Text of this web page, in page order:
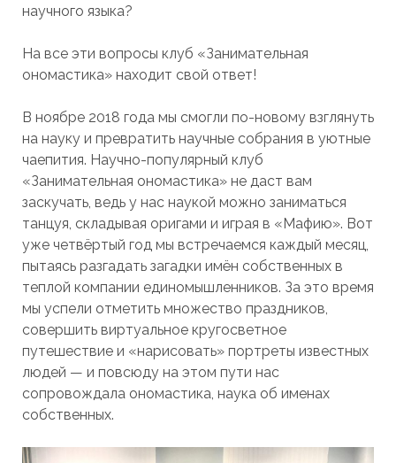
научного языка?
На все эти вопросы клуб «Занимательная
ономастика» находит свой ответ!
В ноябре 2018 года мы смогли по-новому взглянуть
на науку и превратить научные собрания в уютные
чаепития. Научно-популярный клуб
«Занимательная ономастика» не даст вам
заскучать, ведь у нас наукой можно заниматься
танцуя, складывая оригами и играя в «Мафию». Вот
уже четвёртый год мы встречаемся каждый месяц,
пытаясь разгадать загадки имён собственных в
теплой компании единомышленников. За это время
мы успели отметить множество праздников,
совершить виртуальное кругосветное
путешествие и «нарисовать» портреты известных
людей — и повсюду на этом пути нас
сопровождала ономастика, наука об именах
собственных.